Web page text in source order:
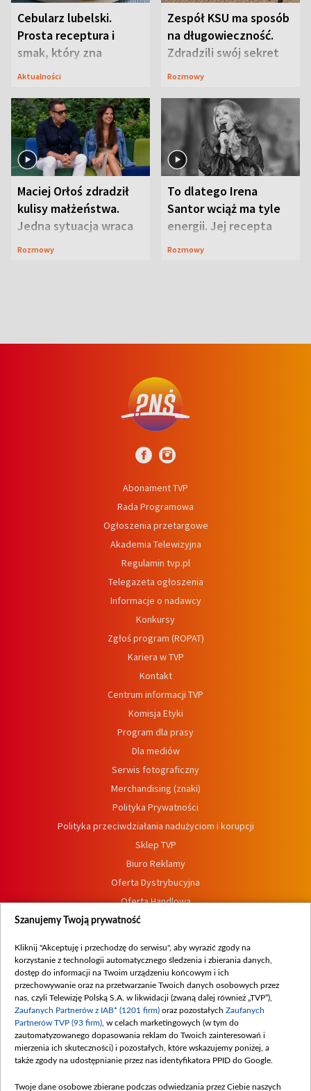
Cebularz lubelski.
Prosta receptura i
smak, który zna
Lubelszczyzna
Aktualności
Zespół KSU ma sposób
na długowieczność.
Zdradzili swój sekret
Rozmowy
Maciej Orłoś zdradził
kulisy małżeństwa.
Jedna sytuacja wraca
jak bumerang
Rozmowy
To dlatego Irena
Santor wciąż ma tyle
energii. Jej recepta
jest zaskakująco
Rozmowy
Abonament TVP
Rada Programowa
Ogłoszenia przetargowe
Akademia Telewizyjna
Regulamin tvp.pl
Telegazeta ogłoszenia
Informacje o nadawcy
Konkursy
Zgłoś program (ROPAT)
Kariera w TVP
Kontakt
Centrum informacji TVP
Komisja Etyki
Program dla prasy
Dla mediów
Serwis fotograficzny
Merchandising (znaki)
Polityka Prywatności
Polityka przeciwdziałania nadużyciom i korupcji
Sklep TVP
Biuro Reklamy
Oferta Dystrybucyjna
Oferta Handlowa
Dostępność
Procedura zgłoszeń wewnętrznych
Szanujemy Twoją prywatność
Kliknij "Akceptuję i przechodzę do serwisu", aby wyrazić zgody na
korzystanie z technologii automatycznego śledzenia i zbierania danych,
dostęp do informacji na Twoim urządzeniu końcowym i ich
przechowywanie oraz na przetwarzanie Twoich danych osobowych przez
nas, czyli Telewizję Polską S.A. w likwidacji (zwaną dalej również „TVP”),
Zaufanych Partnerów z IAB* (1201 firm) oraz pozostałych Zaufanych
Partnerów TVP (93 firm) , w celach marketingowych (w tym do
zautomatyzowanego dopasowania reklam do Twoich zainteresowań i
mierzenia ich skuteczności) i pozostałych, które wskazujemy poniżej, a
także zgody na udostępnianie przez nas identyfikatora PPID do Google.
Twoje dane osobowe zbierane podczas odwiedzania przez Ciebie naszych